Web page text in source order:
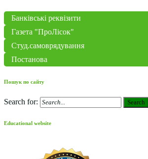
Банківські реквізити
Газета "ПроЛісок"
Студ.самоврядування
Постанова
Пошук по сайту
Search for: Search
Educational website